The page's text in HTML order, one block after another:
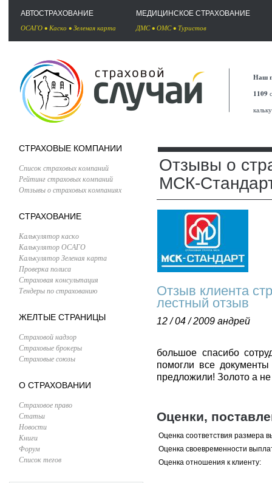
АВТОСТРАХОВАНИЕ
ОСАГО • Каско • Зеленая карта
МЕДИЦИНСКОЕ СТРАХОВАНИЕ
ДМС• ОМС• Туристов
Наш
1109
СТРАХОВЫЕ КОМПАНИИ
Список страховых компаний
Рейтинг страховых компаний
Отзывы о страховых компаниях
СТРАХОВАНИЕ
Калькулятор каско
Калькулятор ОСАГО
Калькулятор Зеленая карта
Проверка полиса
Страховая консультация
Тендеры по страхованию
ЖЕЛТЫЕ СТРАНИЦЫ
Страховой надзор
Страховые брокеры
Страховые союзы
О СТРАХОВАНИИ
Страховое право
Статьи
Новости
Книги
Форум
Список тегов
Отзывы о
МСК-
Отзыв клиента
лестный отзыв
12 / 04 / 2009 андрей
большое спасибо
помогли все
предложили! Золото а
Оценки,
Оценка соответствия размера
Оценка своевременности
Оценка отношения к клиенту: